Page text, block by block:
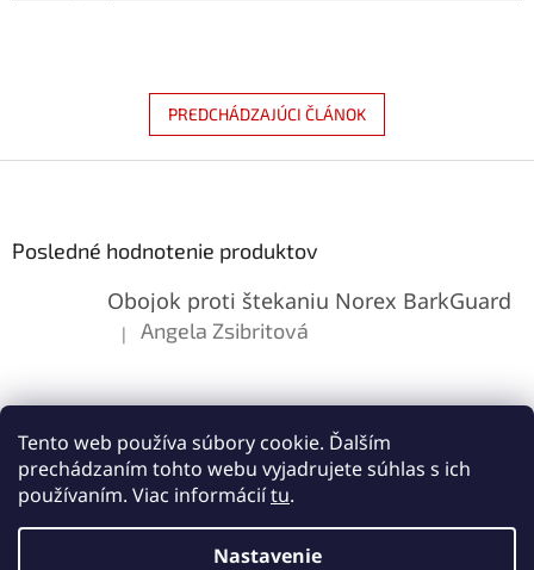
Tento web používa súbory cookie. Ďalším
prechádzaním tohto webu vyjadrujete súhlas s ich
používaním. Viac informáciítu.
Nastavenie
PREDCHÁDZAJÚCI ČLÁNOK
Posledné hodnotenie produktov
Obojok proti štekaniu Norex BarkGuard
Hodnotenie produktu je 5 z 5 hviezdičiek.
| Angela Zsibritová
Vytvoril Shoptet